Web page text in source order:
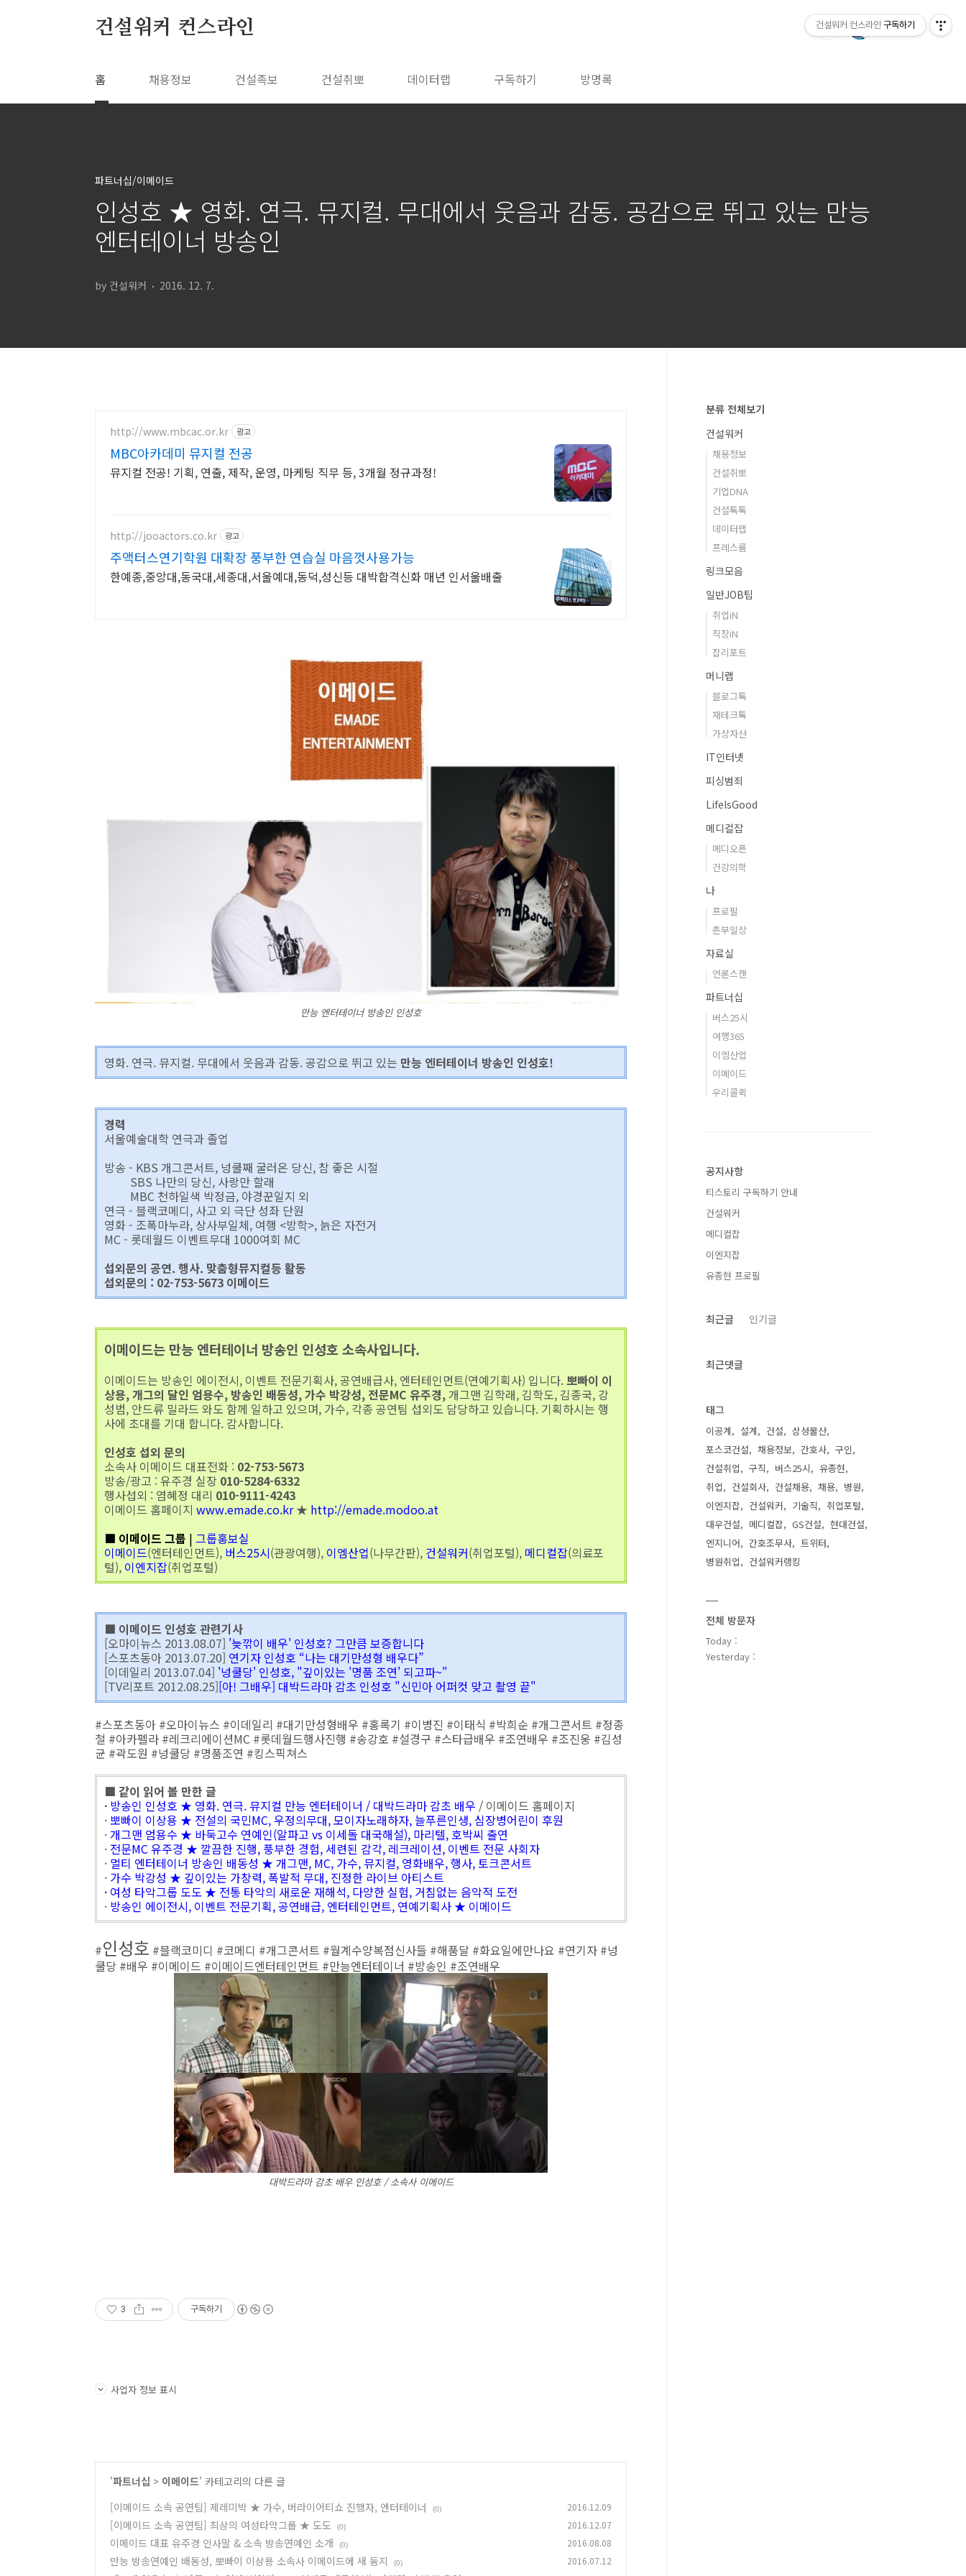
건설워커 컨스라인
홈 채용정보 건설족보 건설취뽀 데이터랩 구독하기 방명록
파트너십/이메이드
인성호 ★ 영화. 연극. 뮤지컬. 무대에서 웃음과 감동. 공감으로 뛰고 있는 만능
엔터테이너 방송인
by 건설워커 2016. 12. 7.
http://www.mbcac.or.kr 광고
MBC아카데미 뮤지컬 전공
뮤지컬 전공! 기획, 연출, 제작, 운영, 마케팅 직무 등, 3개월 정규과정!
http://jooactors.co.kr 광고
주액터스연기학원 대확장 풍부한 연습실 마음껏사용가능
한예종,중앙대,동국대,세종대,서울예대,동덕,성신등 대박합격신화 매년 인서울배출
만능 엔터테이너 방송인 인성호
영화. 연극. 뮤지컬. 무대에서 웃음과 감동. 공감으로 뛰고 있는 만능 엔터테이너 방송인 인성호!
경력
서울예술대학 연극과 졸업
방송 - KBS 개그콘서트, 넝쿨째 굴러온 당신, 참 좋은 시절
SBS 나만의 당신, 사랑만 할래
MBC 천하일색 박정금, 야경꾼일지 외
연극 - 블랙코메디, 사고 외 극단 성좌 단원
영화 - 조폭마누라, 상사부일체, 여행 <방학>, 늙은 자전거
MC - 롯데월드 이벤트무대 1000여회 MC
섭외문의 공연. 행사. 맞춤형뮤지컬등 활동
섭외문의 : 02-753-5673 이메이드
이메이드는 만능 엔터테이너 방송인 인성호 소속사입니다.
이메이드는 방송인 에이전시, 이벤트 전문기획사, 공연배급사, 엔터테인먼트(연예기획사) 입니다.뽀빠이 이
상용, 개그의 달인 엄용수, 방송인 배동성, 가수 박강성, 전문MC 유주경,개그맨 김학래, 김학도, 김종국, 강
성범, 안드류 밀라드 와도 함께 일하고 있으며, 가수, 각종 공연팀 섭외도 담당하고 있습니다. 기획하시는 행
사에 초대를 기대 합니다. 감사합니다.
인성호 섭외 문의
소속사 이메이드 대표전화 : 02-753-5673
방송/광고 : 유주경 실장 010-5284-6332
행사섭외 : 염혜정 대리 010-9111-4243
이메이드 홈페이지 www.emade.co.kr★ http://emade.modoo.at
■ 이메이드 그룹 | 그룹홍보실
이메이드(엔터테인먼트), 버스25시(관광여행), 이엠산업(나무간판), 건설워커(취업포털), 메디컬잡(의료포
털), 이엔지잡(취업포털)
■ 이메이드 인성호 관련기사
[오마이뉴스 2013.08.07] '늦깎이 배우' 인성호? 그만큼 보증합니다
[스포츠동아 2013.07.20] 연기자 인성호 “나는 대기만성형 배우다”
[이데일리 2013.07.04] '넝쿨당' 인성호, "깊이있는 '명품 조연' 되고파~"
[TV리포트 2012.08.25][아! 그배우] 대박드라마 감초 인성호 "신민아 어퍼컷 맞고 촬영 끝"
#스포츠동아 #오마이뉴스 #이데일리 #대기만성형배우 #홍록기 #이병진 #이태식 #박희순 #개그콘서트 #정종
철 #아카펠라 #레크리에이션MC #롯데월드행사진행 #송강호 #설경구 #스타급배우 #조연배우 #조진웅 #김성
균 #곽도원 #넝쿨당 #명품조연 #킹스픽쳐스
■ 같이 읽어 볼 만한 글
· 방송인 인성호 ★ 영화. 연극. 뮤지컬 만능 엔터테이너 / 대박드라마 감초 배우 / 이메이드 홈페이지
·뽀빠이 이상용 ★ 전설의 국민MC, 우정의무대, 모이자노래하자, 늘푸른인생, 심장병어린이 후원
·개그맨 엄용수 ★ 바둑고수 연예인(알파고 vs 이세돌 대국해설), 마리텔, 호박씨 출연
· 전문MC 유주경 ★ 깔끔한 진행, 풍부한 경험, 세련된 감각, 레크레이션, 이벤트 전문 사회자
· 멀티 엔터테이너 방송인 배동성 ★ 개그맨, MC, 가수, 뮤지컬, 영화배우, 행사, 토크콘서트
· 가수 박강성 ★ 깊이있는 가창력, 폭발적 무대, 진정한 라이브 아티스트
· 여성 타악그룹 도도 ★ 전통 타악의 새로운 재해석, 다양한 실험, 거침없는 음악적 도전
· 방송인 에이전시, 이벤트 전문기획, 공연배급, 엔터테인먼트, 연예기획사 ★ 이메이드
#인성호 #블랙코미디 #코메디 #개그콘서트 #월계수양복점신사들 #해품달 #화요일에만나요 #연기자 #넝
쿨당 #배우 #이메이드 #이메이드엔터테인먼트 #만능엔터테이너 #방송인 #조연배우
대박드라마 감초 배우 인성호 / 소속사 이메이드
3 구독하기
사업자 정보 표시
'파트너십 > 이메이드' 카테고리의 다른 글
[이메이드 소속 공연팀] 제레미박 ★ 가수, 버라이어티쇼 진행자, 엔터테이너
(0) 2016.12.09
[이메이드 소속 공연팀] 최상의 여성타악그룹 ★ 도도 (0) 2016.12.07
이메이드 대표 유주경 인사말 & 소속 방송연예인 소개 (0) 2016.08.08
만능 방송연예인 배동성, 뽀빠이 이상용 소속사 이메이드에 새 둥지 (0) 2016.07.12
분류 전체보기
건설워커
채용정보
건설취뽀
기업DNA
건설톡톡
데이터랩
프레스룸
링크모음
일반JOB팁
취업iN
직장iN
잡리포트
머니랩
블로그톡
재테크톡
가상자산
IT인터넷
피싱범죄
LifeIsGood
메디컬잡
메디오픈
건강의학
나
프로필
촌부일상
자료실
언론스캔
파트너십
버스25시
여행365
이엠산업
이메이드
우리콜퀵
공지사항
티스토리 구독하기 안내
건설워커
메디컬잡
이엔지잡
유종현 프로필
최근글 인기글
최근댓글
태그
이공계 설계 건설
삼성물산
포스코건설
채용정보 간호사
구인
건설취업
구직 버스25시
유종현
취업
건설회사 건설채용 채용
병원
이엔지잡
건설워커 기술직
취업포털
대우건설
메디컬잡 GS건설
현대건설
엔지니어
간호조무사
트위터
병원취업
건설워커랭킹
전체 방문자
Today :
Yesterday :
건설워커 컨스라인 구독하기